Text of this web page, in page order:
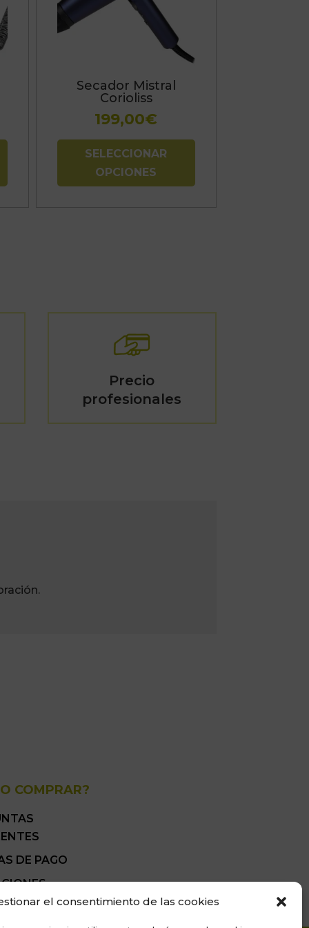
el consentimiento de las cookies
Secador Mistral
Corioliss
199,00€
SELECCIONAR
OPCIONES
variantes.
Las
pueden
la
página
Precio
profesionales
COMPRAR?
DE PAGO
DE VENTA